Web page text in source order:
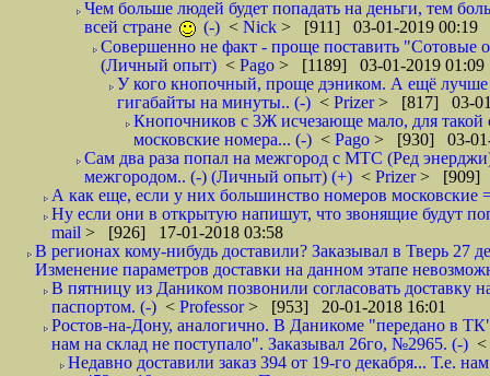
Чем больше людей будет попадать на деньги, тем
всей стране
(-) < Nick > [911] 03-01-2019 00:19
Совершенно не факт - проще поставить "Сотовые
(Личный опыт) < Pago > [1189] 03-01-2019 01:09
У кого кнопочный, проще дэником. А ещё лучше
гигабайты на минуты.. (-) < Prizer> [817] 03-
Кнопочников с 3Ж исчезающе мало, для такой
московские номера... (-) < Pago > [930] 03-01-
Сам два раза попал на межгород с МТС (Ред
межгородом.. (-) (Личный опыт) (+) < Prizer> [909]
А как еще, если у них большинство номеров московские
Ну если они в открытую напишут, что звонящие будут
mail > [926] 17-01-2018 03:58
В регионах кому-нибудь доставили? Заказывал в Тверь 27
Изменение параметров доставки на данном этапе
В пятницу из Даником позвонили согласовать доставку
паспортом. (-) < Professor> [953] 20-01-2018 16:01
Ростов-на-Дону, аналогично. В Даникоме "передано в
нам на склад не поступало". Заказывал 26го, №2965. (-) <
Недавно доставили заказ 394 от 19-го декабря... Т.е.